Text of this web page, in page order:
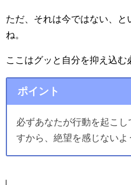
ただ、それは今ではない、
ね。
ここはグッと自分を抑え込む
ポイント
必ずあなたが行動を起こ
すから、絶望を感じないよ